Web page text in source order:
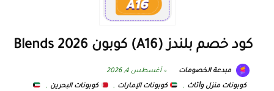
كود خصم بلندز (A16) كوبون Blends 2026
مبدعة الخصومات أغسطس 4, 2026
كوبونات منزل وأثاث , كوبونات الإمارات , كوبونات البحرين ,